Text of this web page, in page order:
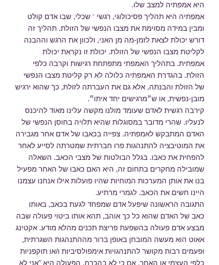
היא אמפתיה למצב שלו.
אמפתיה היא תהליך פסיכולוגי, רגשי ⁻ שכלי, שבו אדם קולט
ומבין במידה מסוימת את מצבו הנפשי של הזולת. תהליך זה
דורש יכולת לצאת לזמן-מה מן האני, ולכוון את הרגש וההבנה
לקליטת מצבו הנפשי של הזולת. יכולת זו נקראת יכולת
אמפתית. בתהליך האמפתי מתפתחת רגישות וקרבה כלפי
הזולת. בהגדרת האמפתיה כלולה לא רק קליטת מצבו הנפשי
של הזולת והבנתה, אלא גם את העברתה לזולת, כך שהוא ירגיש
מובן-נפשית, או ש״מרגישים יחד איתו״.
קירבה רגשית לאדם שעומד מולנו מקשה עלינו מאוד להיכנס
לנעליו. שהרי מדובר במסוגלות שהיא תלויה בחוסן הנפשי של
האדם המתבקש לאמפתיה. צפייה בכאבו של אדם אחר מגבירה
את המוטיבציה להתנהגות פרו חברתית שמטרתה לסייע לאחר
להפחית את כאבו. בגלל הבולטות של מצבי הכאב. השאלה
שמובילה מחקרים בתחום זה, היא האם כאבו של האחר מפעיל
בנו את אותן המערכות המוחיות שהיו פועלות אילו אנחנו עצמנו
היינו חשים את הכאב. לגמרי מרתיע.
התגובה הראשונה שיפעל אדם שמפחד לגעת בכאב, באותו
כאב של האדם שהוא כל כך אוהב, תהא אותו ביטוי פעולה שבה
מבצע אדם פעולה בהשפעת פריצת תכנים מהלא מודע. אקטינג
אאוט הוא מעשה המובחן באופן ברור מההתנהגות השגרתית,
ופעמים רבות מקושר להתנהגויות אימפולסיביות ו/או תוקפניות
כלפי העצמי או האחר, אם כי לא בהכרח. הפעולה היא "אני לא